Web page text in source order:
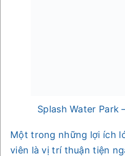
Splash Water Park
Một trong những lợi ích
viên là vị trí thuận tiện